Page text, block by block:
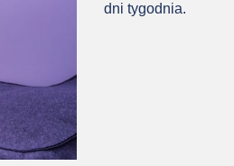
dni tygodnia.